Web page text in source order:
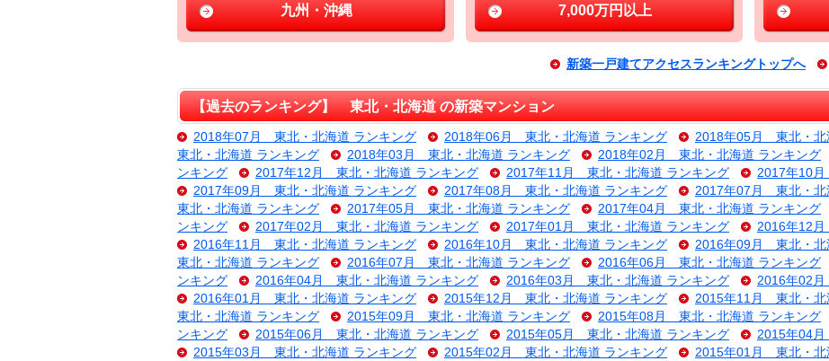
九州・沖縄 7,000万円以上
新築一戸建てアクセスランキングトップへ
【過去のランキング】 東北・北海道 の新築マンション
2018年07月 東北・北海道 ランキング 2018年06月 東北・北海道 ランキング 2018年05月 東北・北
東北・北海道 ランキング
2018年03月 東北・北海道 ランキング 2018年02月 東北・北海道 ランキング
ンキング
2017年12月 東北・北海道 ランキング 2017年11月 東北・北海道 ランキング
2017年10
2017年09月 東北・北海道 ランキング
2017年08月 東北・北海道 ランキング 2017年07月 東北・北
東北・北海道 ランキング
2017年05月 東北・北海道 ランキング 2017年04月 東北・北海道 ランキング
ンキング
2017年02月 東北・北海道 ランキング 2017年01月 東北・北海道 ランキング
2016年12
2016年11月 東北・北海道 ランキング
2016年10月 東北・北海道 ランキング 2016年09月 東北・北
東北・北海道 ランキング
2016年07月 東北・北海道 ランキング 2016年06月 東北・北海道 ランキング
ンキング
2016年04月 東北・北海道 ランキング 2016年03月 東北・北海道 ランキング
2016年02
2016年01月 東北・北海道 ランキング
2015年12月 東北・北海道 ランキング 2015年11月 東北・北
東北・北海道 ランキング
2015年09月 東北・北海道 ランキング 2015年08月 東北・北海道 ランキング
ンキング
2015年06月 東北・北海道 ランキング 2015年05月 東北・北海道 ランキング
2015年04
2015年03月 東北・北海道 ランキング
2015年02月 東北・北海道 ランキング 2015年01月 東北・北